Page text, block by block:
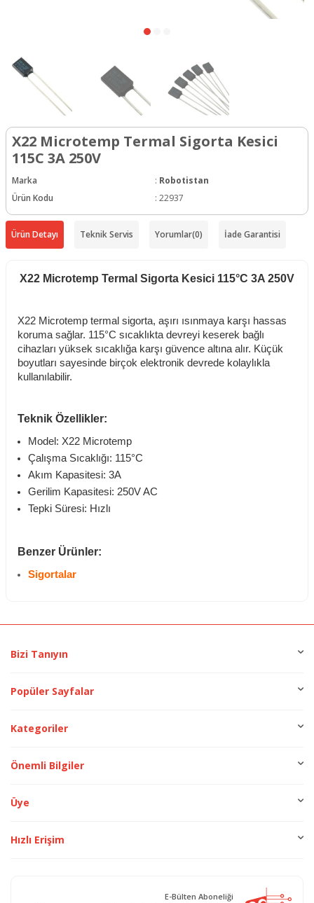
X22 Microtemp Termal Sigorta Kesici
115C 3A 250V
Marka : Robotistan
Ürün Kodu
: 22937
Ürün Detayı Teknik Servis Yorumlar(0) İade Garantisi
X22 Microtemp Termal Sigorta Kesici 115°C 3A 250V
X22 Microtemp termal sigorta, aşırı ısınmaya karşı hassas
koruma sağlar. 115°C sıcaklıkta devreyi keserek bağlı
cihazları yüksek sıcaklığa karşı güvence altına alır. Küçük
boyutları sayesinde birçok elektronik devrede kolaylıkla
kullanılabilir.
Teknik Özellikler:
Model: X22 Microtemp
Çalışma Sıcaklığı: 115°C
Akım Kapasitesi: 3A
Gerilim Kapasitesi: 250V AC
Tepki Süresi: Hızlı
Benzer Ürünler:
Sigortalar
Bizi Tanıyın
Popüler Sayfalar
Kategoriler
Önemli Bilgiler
Üye
Hızlı Erişim
E-Bülten Aboneliği